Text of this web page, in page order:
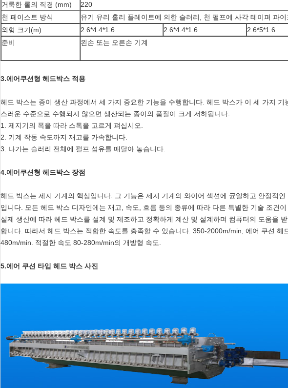
거룩한 롤의 직경 (mm)
220
천 페이스트 방식
유기 유리 홀리 플레이트에 의한 슬러리, 천 펄프에 사각 테이퍼 파이
외형 크기(m)
2.6*4.4*1.6 2.6*4.4*1.6
2.6*5*1.6
준비
왼손 또는 오른손 기계
3.에어쿠션형 헤드박스 적용
헤드 박스는 종이 생산 과정에서 세 가지 중요한 기능을 수행합니다. 헤드 박스가 이 세 가지 기
스러운 수준으로 수행되지 않으면 생산되는 종이의 품질이 크게 저하됩니다.
1. 제지기의 폭을 따라 스톡을 고르게 펴십시오.
2. 기계 작동 속도까지 재고를 가속합니다.
3. 나가는 슬러리 전체에 펄프 섬유를 매달아 놓습니다.
4.에어쿠션형 헤드박스 장점
헤드 박스는 제지 기계의 핵심입니다. 그 기능은 제지 기계의 와이어 섹션에 균일하고 안정적인
입니다. 모든 헤드 박스 디자인에는 재고, 속도, 흐름 등의 종류에 따라 다른 특별한 기술 조건
실제 생산에 따라 헤드 박스를 설계 및 제조하고 정확하게 계산 및 설계하며 컴퓨터의 도움을
합니다. 따라서 헤드 박스는 적합한 속도를 충족할 수 있습니다. 350-2000m/min, 에어 쿠션 헤
480m/min. 적절한 속도 80-280m/min의 개방형 속도.
5.에어 쿠션 타입 헤드 박스 사진